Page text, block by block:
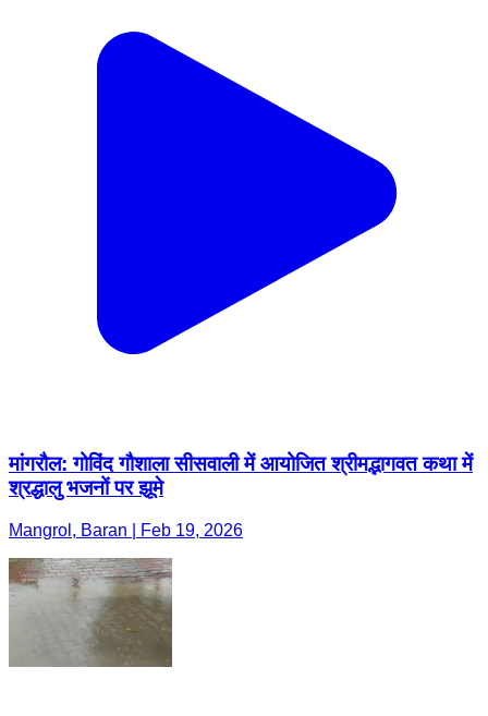
मांगरौल: गोविंद गौशाला सीसवाली में आयोजित श्रीमद्भागवत कथा में
श्रद्धालु भजनों पर झूमे
Mangrol, Baran | Feb 19, 2026